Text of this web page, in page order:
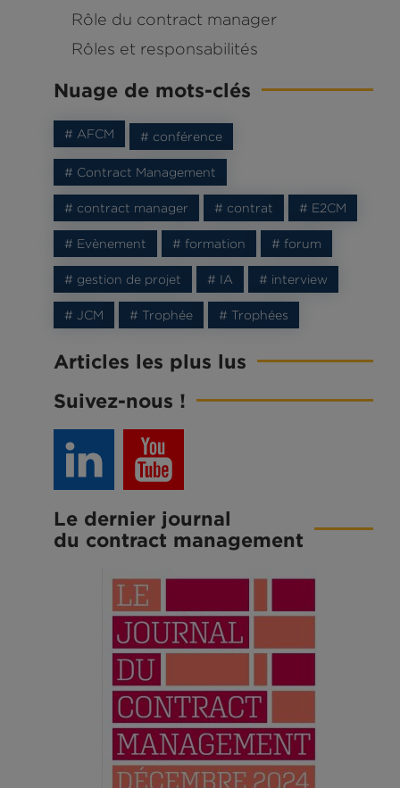
Rôle du contract manager
Rôles et responsabilités
Nuage de mots-clés
# AFCM # conférence
# Contract Management
# contract manager # contrat # E2CM
# Evènement # formation # forum
# gestion de projet # IA # interview
# JCM # Trophée # Trophées
Articles les plus lus
Suivez-nous !
Le dernier journal
du contract management